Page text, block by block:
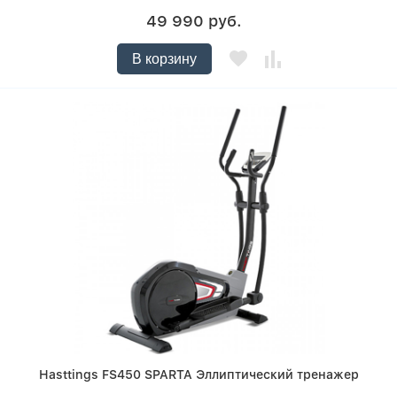
49 990 руб.
В корзину
Hasttings FS450 SPARTA Эллиптический тренажер